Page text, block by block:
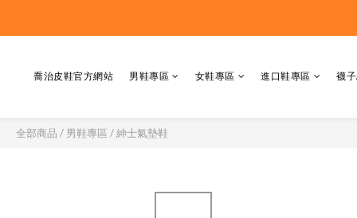
喬治皮鞋官方網站 男鞋專區 女鞋專區 進口鞋專區 襪
全部商品 / 男鞋專區 /紳士氣墊鞋